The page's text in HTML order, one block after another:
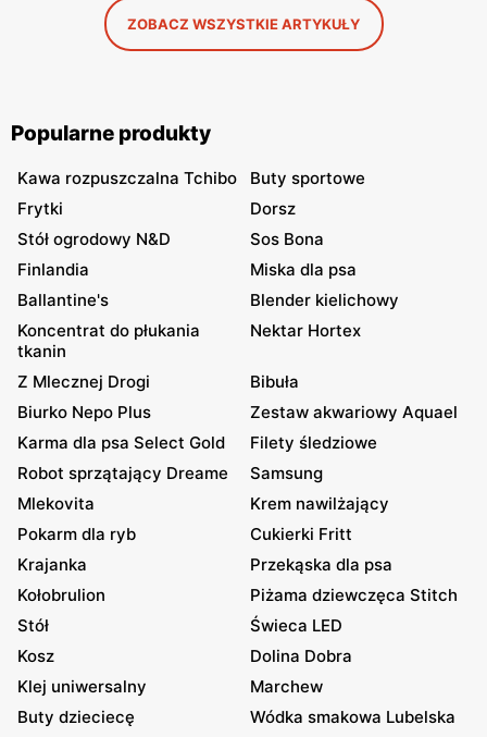
ZOBACZ WSZYSTKIE ARTYKUŁY
Popularne produkty
Kawa rozpuszczalna Tchibo
Buty sportowe
Frytki
Dorsz
Stół ogrodowy N&D
Sos Bona
Finlandia
Miska dla psa
Ballantine's
Blender kielichowy
Koncentrat do płukania
tkanin
Nektar Hortex
Z Mlecznej Drogi
Bibuła
Biurko Nepo Plus
Zestaw akwariowy Aquael
Karma dla psa Select Gold
Filety śledziowe
Robot sprzątający Dreame
Samsung
Mlekovita
Krem nawilżający
Pokarm dla ryb
Cukierki Fritt
Krajanka
Przekąska dla psa
Kołobrulion
Piżama dziewczęca Stitch
Stół
Świeca LED
Kosz
Dolina Dobra
Klej uniwersalny
Marchew
Buty dzieciecę
Wódka smakowa Lubelska